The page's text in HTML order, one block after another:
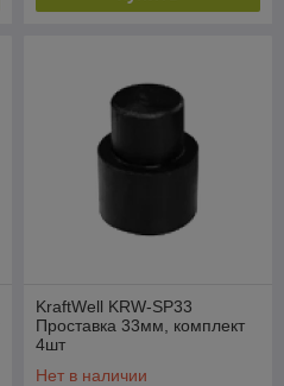
KraftWell KRW-SP33
Проставка 33мм, комплект
4шт
Нет в наличии